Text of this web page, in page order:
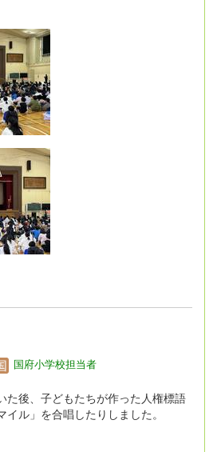
国府小学校担当者
た後、子どもたちが作った人権標語
ル」を合唱したりしました。